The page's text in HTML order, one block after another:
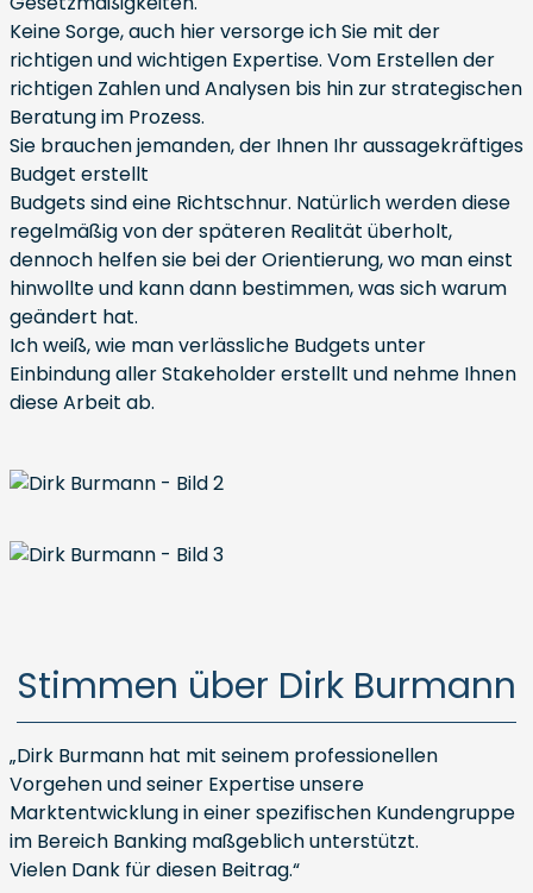
Keine Sorge, auch hier versorge ich Sie mit der
richtigen und wichtigen Expertise. Vom Erstellen der
richtigen Zahlen und Analysen bis hin zur strategischen
Beratung im Prozess.
Sie brauchen jemanden, der Ihnen Ihr aussagekräftiges
Budget erstellt
Budgets sind eine Richtschnur. Natürlich werden diese
regelmäßig von der späteren Realität überholt,
dennoch helfen sie bei der Orientierung, wo man einst
hinwollte und kann dann bestimmen, was sich warum
geändert hat.
Ich weiß, wie man verlässliche Budgets unter
Einbindung aller Stakeholder erstellt und nehme Ihnen
diese Arbeit ab.
Stimmen über Dirk Burmann
„Dirk Burmann hat mit seinem professionellen
Vorgehen und seiner Expertise unsere
Marktentwicklung in einer spezifischen Kundengruppe
im Bereich Banking maßgeblich unterstützt.
Vielen Dank für diesen Beitrag.“